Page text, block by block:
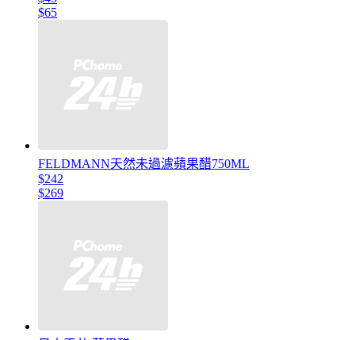
$65
FELDMANN天然未過濾蘋果醋750ML
$242
$269